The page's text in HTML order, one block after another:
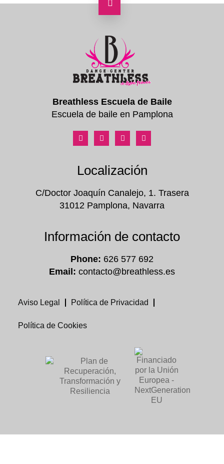
Breathless Escuela de Baile
Escuela de baile en Pamplona
Localización
C/Doctor Joaquín Canalejo, 1. Trasera
31012 Pamplona, Navarra
Información de contacto
Phone: 626 577 692
Email: contacto@breathless.es
Aviso Legal Política de Privacidad
Política de Cookies